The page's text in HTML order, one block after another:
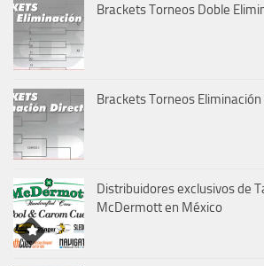
Brackets Torneos Doble
Brackets Torneos
Distribuidores exclusivos de
McDermott en México